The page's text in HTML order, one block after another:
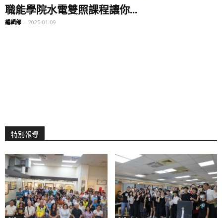
職能學院水電雙照課程讓你...
編輯部 - 2025-01-09
特別報導